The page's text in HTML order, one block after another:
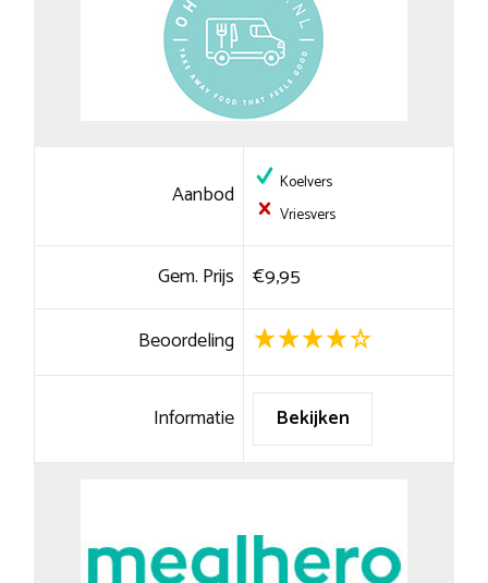
Aanbod
Koelvers
Vriesvers
Gem. Prijs €9,95
Beoordeling
Informatie Bekijken